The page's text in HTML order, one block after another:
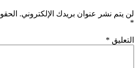
لن يتم نشر عنوان بريدك الإلكتروني.
*
التعليق *